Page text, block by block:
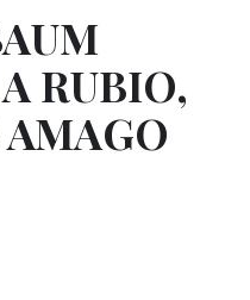
RUBIO,